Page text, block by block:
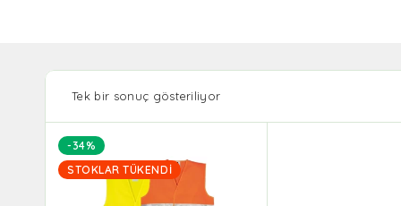
Tek bir sonuç gösteriliyor
-34%
STOKLAR TÜKENDI